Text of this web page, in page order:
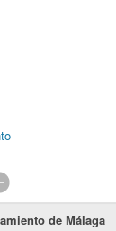
de Málaga